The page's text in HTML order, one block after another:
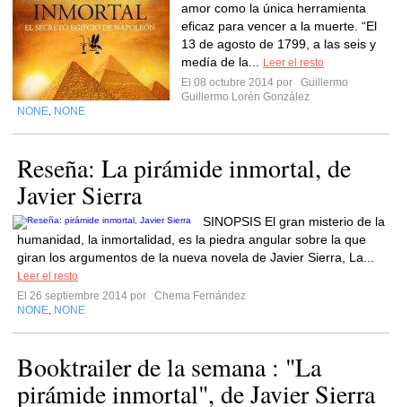
amor como la única herramienta
eficaz para vencer a la muerte. “El
13 de agosto de 1799, a las seis y
medía de la...
Leer el resto
El 08 octubre 2014 por
Guillermo
Guillermo Lorén González
NONE NONE
Reseña: La pirámide inmortal, de
Javier Sierra
SINOPSIS El gran misterio de la
humanidad, la inmortalidad, es la piedra angular sobre la que
giran los argumentos de la nueva novela de Javier Sierra, La...
Leer el resto
El 26 septiembre 2014 por
Chema Fernández
NONE NONE
Booktrailer de la semana : "La
pirámide inmortal", de Javier Sierra